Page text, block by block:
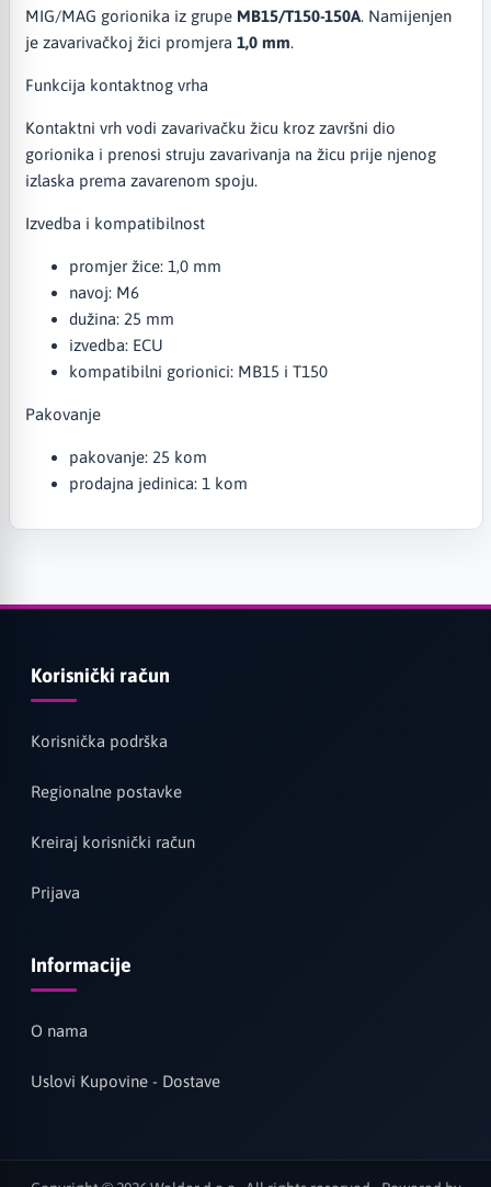
MIG/MAG gorionika iz grupe MB15/T150-150A. Namijenjen
je zavarivačkoj žici promjera 1,0 mm.
Funkcija kontaktnog vrha
Kontaktni vrh vodi zavarivačku žicu kroz završni dio
gorionika i prenosi struju zavarivanja na žicu prije njenog
izlaska prema zavarenom spoju.
Izvedba i kompatibilnost
promjer žice: 1,0 mm
navoj: M6
dužina: 25 mm
izvedba: ECU
kompatibilni gorionici: MB15 i T150
Pakovanje
pakovanje: 25 kom
prodajna jedinica: 1 kom
Korisnički račun
Korisnička podrška
Regionalne postavke
Kreiraj korisnički račun
Prijava
Informacije
O nama
Uslovi Kupovine - Dostave